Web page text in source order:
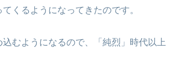
くるようになってきたのです。
むようになるので、「純烈」時代以上